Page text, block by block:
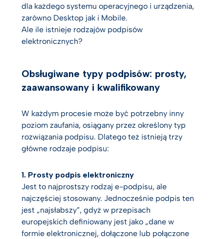
dla każdego systemu operacyjnego i urządzenia,
zarówno Desktop jak i Mobile.
Ale ile istnieje rodzajów podpisów
elektronicznych?
Obsługiwane typy podpisów: prosty,
zaawansowany i kwalifikowany
W każdym procesie może być potrzebny inny
poziom zaufania, osiągany przez określony typ
rozwiązania podpisu. Dlatego też istnieją trzy
główne rodzaje podpisu:
1. Prosty podpis elektroniczny
Jest to najprostszy rodzaj e-podpisu, ale
najczęściej stosowany. Jednocześnie podpis ten
jest „najsłabszy”, gdyż w przepisach
europejskich definiowany jest jako „dane w
formie elektronicznej, dołączone lub połączone